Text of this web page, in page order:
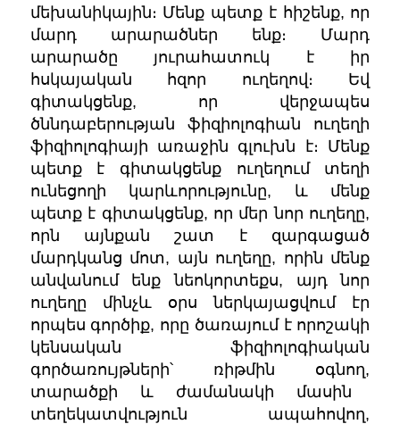
մեխանիկային։ Մենք պետք է հիշենք, որ
մարդ արարածներ ենք։ Մարդ
արարածը յուրահատուկ է իր
հսկայական հզոր ուղեղով։ Եվ
գիտակցենք, որ վերջապես
ծննդաբերության ֆիզիոլոգիան ուղեղի
ֆիզիոլոգիայի առաջին գլուխն է։ Մենք
պետք է գիտակցենք ուղեղում տեղի
ունեցողի կարևորությունը, և մենք
պետք է գիտակցենք, որ մեր նոր ուղեղը,
որն այնքան շատ է զարգացած
մարդկանց մոտ, այն ուղեղը, որին մենք
անվանում ենք նեոկորտեքս, այդ նոր
ուղեղը մինչև օրս ներկայացվում էր
որպես գործիք, որը ծառայում է որոշակի
կենսական ֆիզիոլոգիական
գործառույթների՝ ռիթմին օգնող,
տարածքի և ժամանակի մասին
տեղեկատվություն ապահովող,